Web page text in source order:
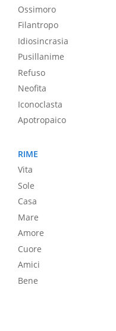
Ossimoro
Filantropo
Idiosincrasia
Pusillanime
Refuso
Neofita
Iconoclasta
Apotropaico
RIME
Vita
Sole
Casa
Mare
Amore
Cuore
Amici
Bene